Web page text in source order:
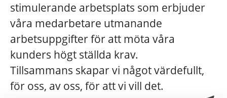
stimulerande arbetsplats som erbjuder
våra medarbetare utmanande
arbetsuppgifter för att möta våra
kunders högt ställda krav.
Tillsammans skapar vi något värdefullt,
för oss, av oss, för att vi vill det.